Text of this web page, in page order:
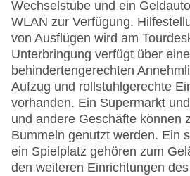
Wechselstube und ein
WLAN zur Verfügung.
von Ausflügen wird am
Unterbringung verfügt über
behindertengerechten
Aufzug und rollstuhlgerechte
vorhanden. Ein Supermarkt
und andere Geschäfte können
Bummeln genutzt werden. Ein
ein Spielplatz gehören zum
den weiteren Einrichtungen